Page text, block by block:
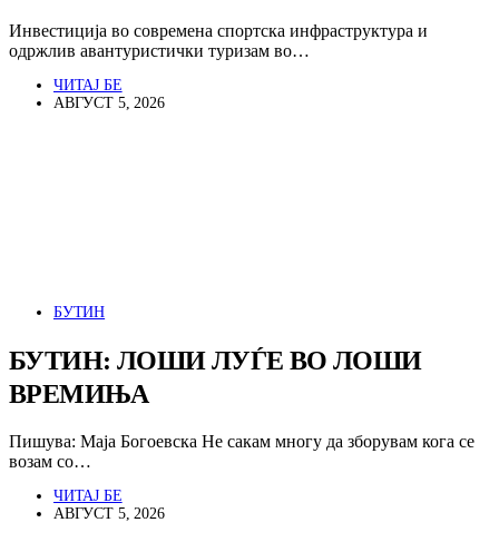
Инвестиција во современа спортска инфраструктура и
одржлив авантуристички туризам во…
ЧИТАЈ БЕ
АВГУСТ 5, 2026
БУТИН
БУТИН: ЛОШИ ЛУЃЕ ВО ЛОШИ
ВРЕМИЊА
Пишува: Маја Богоевска Не сакам многу да зборувам кога се
возам со…
ЧИТАЈ БЕ
АВГУСТ 5, 2026